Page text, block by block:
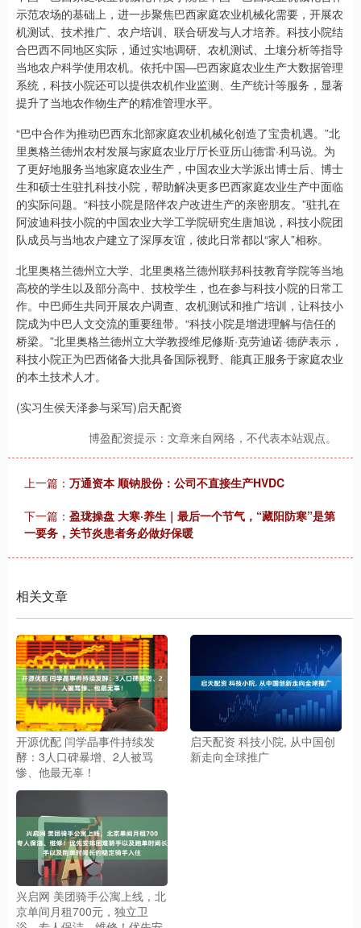
示范农场的基础上，进一步聚焦巴西家庭农业机械化需要，开展农
机测试、技术推广、农户培训、联合研发与人才培养。科技小院结
合巴西不同地区实际，通过实地调研、农机测试、土壤分析等指导
当地农户科学使用农机。依托中国—巴西家庭农业生产大数据管理
系统，科技小院还可以提供农机作业监测、生产统计等服务，显著
提升了当地农作物生产的精准管理水平。
“巴中合作为推动巴西东北部家庭农业机械化创造了宝贵机遇。”北
里奥格兰德州农村发展与家庭农业厅厅长亚历山德雷·利马说。为
了更好地服务当地家庭农业生产，中国农业大学派出博士后、博士
生和硕士生驻扎科技小院，帮助解决更多巴西家庭农业生产中面临
的实际问题。“科技小院是陪伴农户改进生产的亲密朋友。”驻扎在
阿波迪科技小院的中国农业大学工学院研究生唐旭说，科技小院团
队成员与当地农户建立了深厚友谊，彼此日常都以“家人”相称。
北里奥格兰德州立大学、北里奥格兰德州联邦科技教育学院等当地
高校的学生以及部分高中、技校学生，也在参与科技小院的日常工
作。中巴师生共同开展农户调查、农机测试和推广培训，让科技小
院成为中巴人文交流的重要纽带。“科技小院是增进理解与信任的
桥梁。”北里奥格兰德州立大学教授维尼修斯·克劳迪诺·德萨表示，
科技小院正为巴西储备大批具备国际视野、能真正服务于家庭农业
的本土技术人才。
(实习生侯天泽参与采写)启天配资
博盈配资提示：文章来自网络，不代表本站观点。
上一篇： 万通资本 顺钠股份：公司不直接生产HVDC
下一篇： 盈珑操盘 大寒·养生｜最后一个节气，“藏阳防寒”是第
一要务，关节炎患者务必做好保暖
相关文章
开源优配 闫学晶事件持续发
酵：3人口碑暴增、2人被骂
惨、他最无辜！
启天配资 科技小院, 从中国创
新走向全球推广
兴启网 美团骑手公寓上线，北
京单间月租700元，独立卫